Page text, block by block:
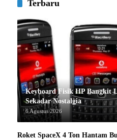
Terbaru
Keyboard Fisik HP Bangkit
Sekadar Nostalgia
6 Agustus 2026
Roket SpaceX 4 Ton Hantam